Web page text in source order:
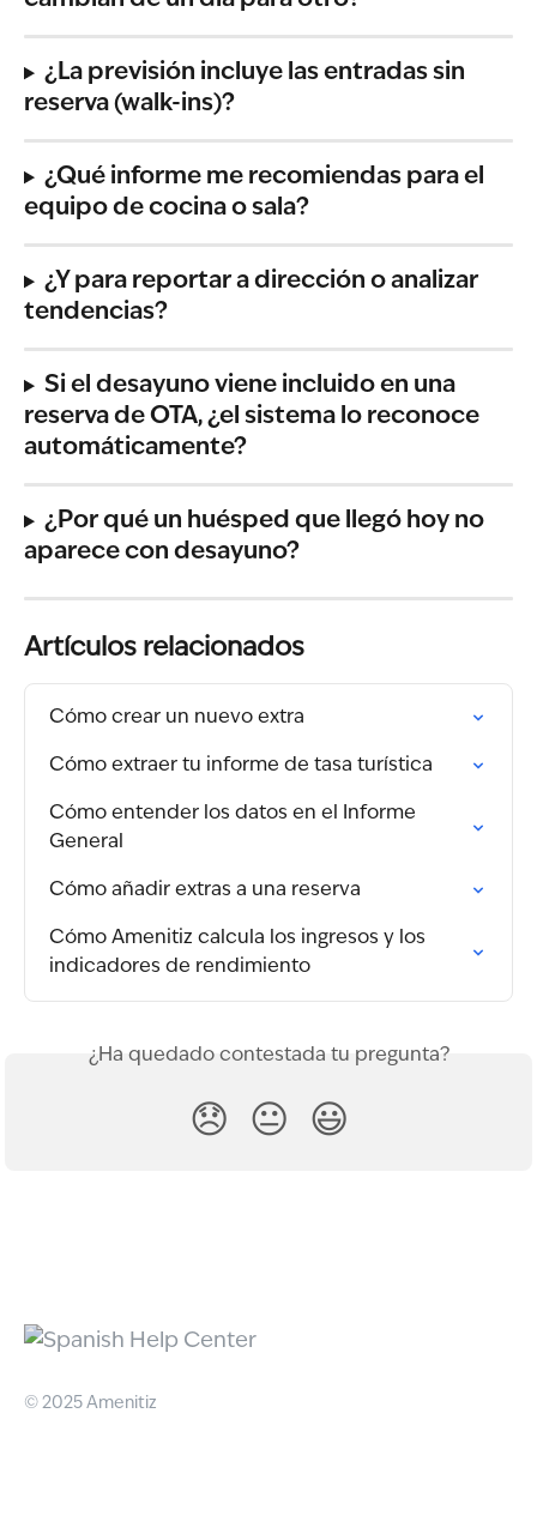
¿La previsión incluye las entradas sin
reserva (walk-ins)?
¿Qué informe me recomiendas para el
equipo de cocina o sala?
¿Y para reportar a dirección o analizar
tendencias?
Si el desayuno viene incluido en una
reserva de OTA, ¿el sistema lo reconoce
automáticamente?
¿Por qué un huésped que llegó hoy no
aparece con desayuno?
Artículos relacionados
Cómo crear un nuevo extra
Cómo extraer tu informe de tasa turística
Cómo entender los datos en el Informe
General
Cómo añadir extras a una reserva
Cómo Amenitiz calcula los ingresos y los
indicadores de rendimiento
¿Ha quedado contestada tu pregunta?
😞 😐 😃
© 2025 Amenitiz